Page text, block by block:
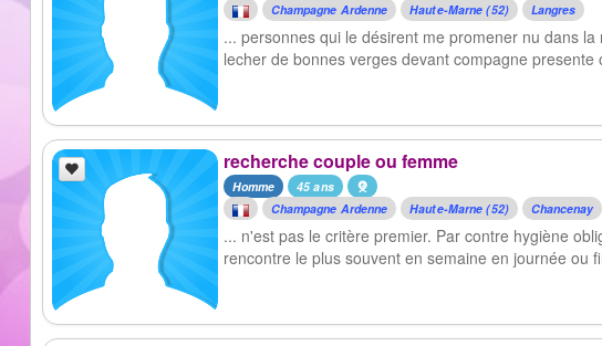
Champagne Ardenne
Haute-Marne (52) Langres
... personnes qui le désirent me promener nu dans
lecher de bonnes verges devant compagne presente
recherche couple ou femme
Homme
45 ans
Champagne Ardenne
Haute-Marne (52) Chancenay
... n'est pas le critère premier. Par contre hygiène
rencontre le plus souvent en semaine en journée ou